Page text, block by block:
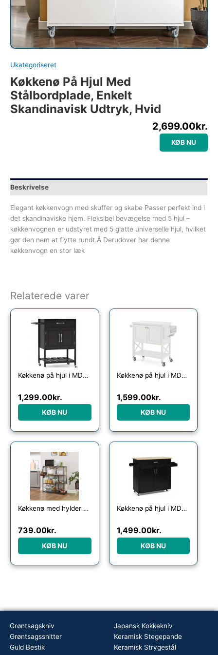
Ukategoriseret
Køkkenø På Hjul Med
Stålbordplade, Enkelt
Skandinavisk Udtryk, Hvid
2,699.00kr.
KØB NU
Beskrivelse
Elegant køkkenvogn med skuffer og skabe Passer perfekt ind i
det skandinaviske hjem. Fleksibel bevægelse med 5 hjul –
køkkenvognen er udstyret med 5 glatte universelle hjul, hvilket
gør den nem at flytte rundt.Â Derudover har denne
køkkenvogn en stor læk
Relaterede varer
Køkkenø på hjul i MDF og gummitræ H90 x B73 x D48 cm – Sort/Natur
1,299.00kr.
KØB NU
Køkkenø på hjul i MDF H87 x B80 – 100 x D40 cm – Hvid
1,599.00kr.
KØB NU
Køkkenø med hylder og kurve – køkkenreol – rustik brun 80x35x95 – Køkkenudstyr – Daily-Living
739.00kr.
KØB NU
Køkkenø på hjul i MDF og hårdtræ H85 x B90 – 116 x D40 cm – Sort/Natur
1,499.00kr.
KØB NU
Grøntsagskniv
Grøntsagssnitter
Guld Bestik
Japansk Kokkekniv
Keramisk Stegepande
Keramisk Strygestål